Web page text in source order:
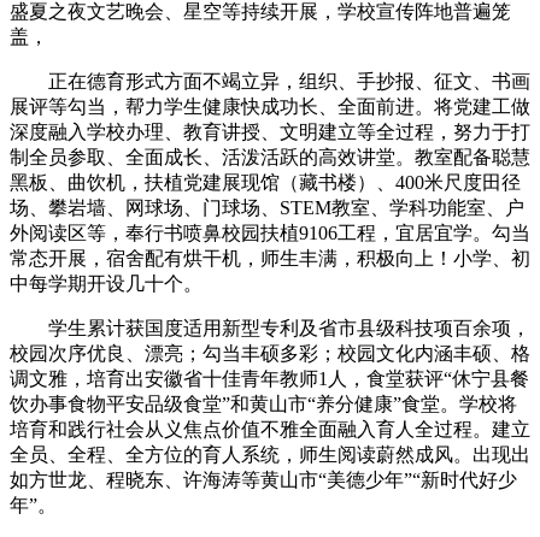
盛夏之夜文艺晚会、星空等持续开展，学校宣传阵地普遍笼
盖，
正在德育形式方面不竭立异，组织、手抄报、征文、书画
展评等勾当，帮力学生健康快成功长、全面前进。将党建工做
深度融入学校办理、教育讲授、文明建立等全过程，努力于打
制全员参取、全面成长、活泼活跃的高效讲堂。教室配备聪慧
黑板、曲饮机，扶植党建展现馆（藏书楼）、400米尺度田径
场、攀岩墙、网球场、门球场、STEM教室、学科功能室、户
外阅读区等，奉行书喷鼻校园扶植9106工程，宜居宜学。勾当
常态开展，宿舍配有烘干机，师生丰满，积极向上！小学、初
中每学期开设几十个。
学生累计获国度适用新型专利及省市县级科技项百余项，
校园次序优良、漂亮；勾当丰硕多彩；校园文化内涵丰硕、格
调文雅，培育出安徽省十佳青年教师1人，食堂获评“休宁县餐
饮办事食物平安品级食堂”和黄山市“养分健康”食堂。学校将
培育和践行社会从义焦点价值不雅全面融入育人全过程。建立
全员、全程、全方位的育人系统，师生阅读蔚然成风。出现出
如方世龙、程晓东、许海涛等黄山市“美德少年”“新时代好少
年”。